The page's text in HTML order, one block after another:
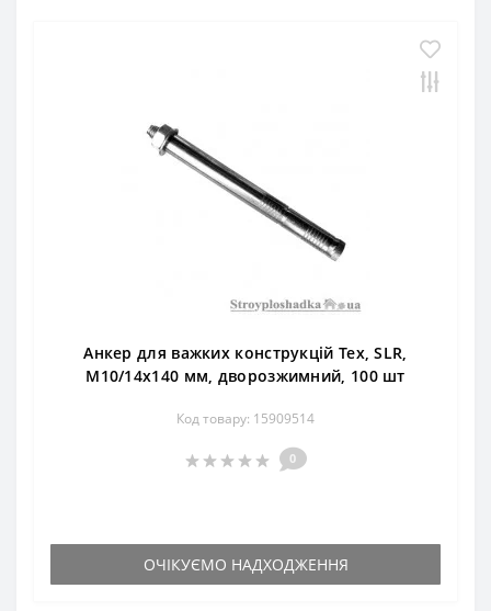
Анкер для важких конструкцій Тех, SLR,
М10/14х140 мм, дворозжимний, 100 шт
Код товару: 15909514
0
ОЧІКУЄМО НАДХОДЖЕННЯ